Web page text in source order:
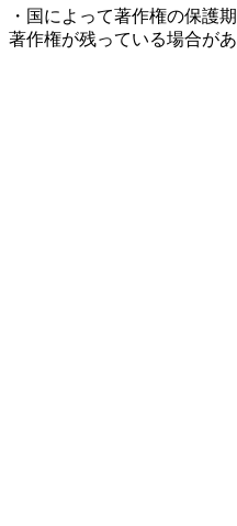
・国によって著作権の保護
著作権が残っている場合があ